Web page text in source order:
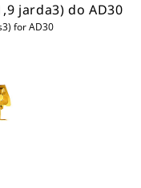
jarda3) do AD30
for AD30